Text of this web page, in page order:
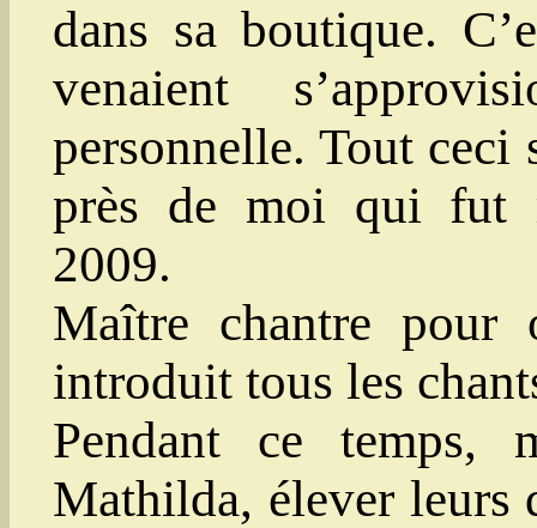
dans sa boutique.
venaient
personnelle. Tout ceci
près de moi qui fut
2009.
Maître chantre
introduit tous les
Pendant ce temps,
Mathilda, élever leurs